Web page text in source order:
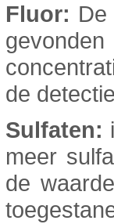
Fluor:
de
Sulfaten:
meer
de